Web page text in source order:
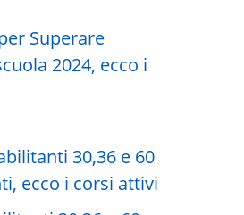
Superare
2024, ecco i